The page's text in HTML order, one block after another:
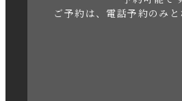
ご予約は、電話予約のみと